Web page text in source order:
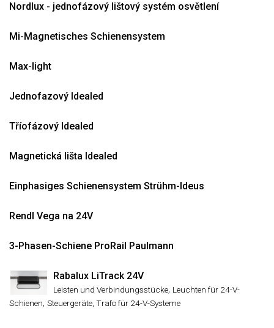
Nordlux - jednofázový lištový systém osvětlení
Mi-Magnetisches Schienensystem
Max-light
Jednofazový Idealed
Tříofázový Idealed
Magnetická lišta Idealed
Einphasiges Schienensystem Strühm-Ideus
Rendl Vega na 24V
3-Phasen-Schiene ProRail Paulmann
Rabalux LiTrack 24V
Leisten und Verbindungsstücke, Leuchten für 24-V-
Schienen, Steuergeräte, Trafo für 24-V-Systeme